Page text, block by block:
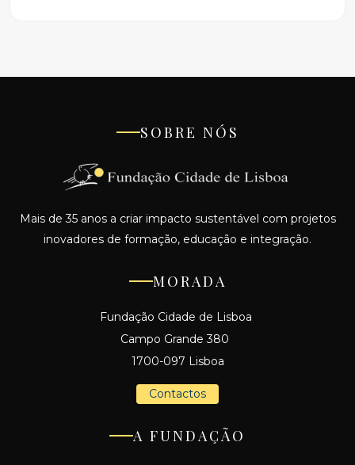
SOBRE NÓS
Mais de 35 anos a criar impacto sustentável com projetos
inovadores de formação, educação e integração.
MORADA
Fundação Cidade de Lisboa
Campo Grande 380
1700-097 Lisboa
Contactos
A FUNDAÇÃO